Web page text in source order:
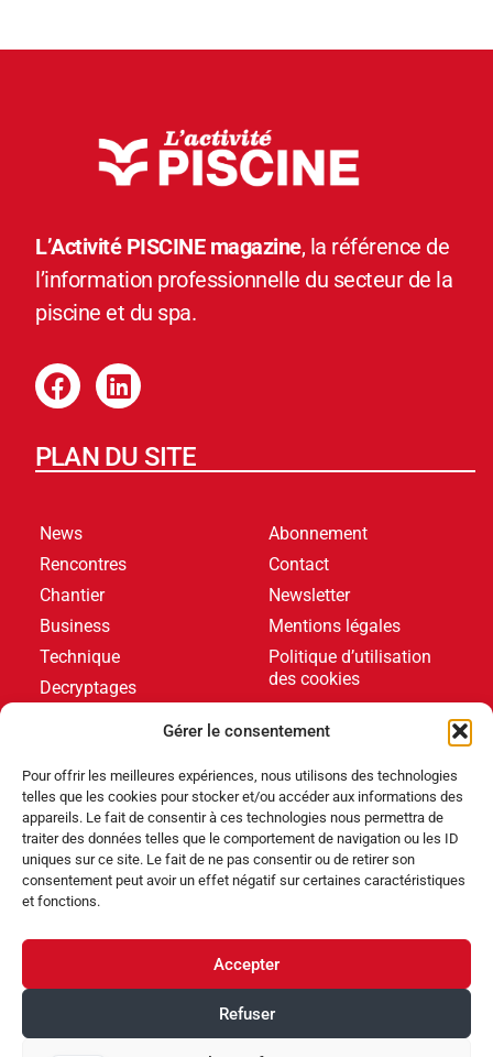
Gérer le consentement
Pour offrir les meilleures expériences, nous utilisons des technologies
telles que les cookies pour stocker et/ou accéder aux informations des
appareils. Le fait de consentir à ces technologies nous permettra de
traiter des données telles que le comportement de navigation ou les ID
uniques sur ce site. Le fait de ne pas consentir ou de retirer son
consentement peut avoir un effet négatif sur certaines caractéristiques
et fonctions.
Accepter
Refuser
L’Activité PISCINE magazine, la référence de
l’information professionnelle du secteur de la
piscine et du spa.
PLAN DU SITE
News
Rencontres
Chantier
Business
Technique
Decryptages
Abonnement
Contact
Newsletter
Mentions légales
Politique d’utilisation
des cookies
DERNIERS ARTICLES
Événements,Produits
ses pompes à chaleur Poolex MegaLine Fi
ABRIBLUE lance SELFEEX, une fixation automatique
pour simplifier l’utilisation des volets immergés